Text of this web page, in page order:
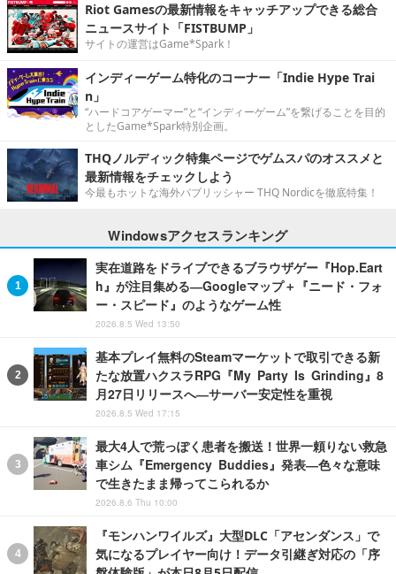
Riot Gamesの最新情報をキャッチアップできる総合
ニュースサイト「FISTBUMP」
サイトの運営はGame*Spark！
インディーゲーム特化のコーナー「Indie Hype Trai
n」
“ハードコアゲーマー”と“インディーゲーム”を繋げることを目的
としたGame*Spark特別企画。
THQノルディック特集ページでゲムスパのオススメと
最新情報をチェックしよう
今最もホットな海外パブリッシャー THQ Nordicを徹底特集！
Windowsアクセスランキング
実在道路をドライブできるブラウザゲー『Hop.Eart
h』が注目集める―Googleマップ＋『ニード・フォ
ー・スピード』のようなゲーム性
2026.8.5 Wed 13:50
基本プレイ無料のSteamマーケットで取引できる新
たな放置ハクスラRPG『My Party Is Grinding』8
月27日リリースへ―サーバー安定性を重視
2026.8.5 Wed 17:15
最大4人で荒っぽく患者を搬送！世界一頼りない救急
車シム『Emergency Buddies』発表―色々な意味
で生きたまま帰ってこられるか
2026.8.6 Thu 10:00
『モンハンワイルズ』大型DLC「アセンダンス」で
気になるプレイヤー向け！データ引継ぎ対応の「序